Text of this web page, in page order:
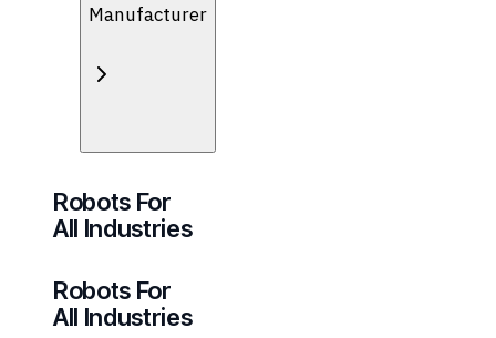
Manufacturer
Robots For
All Industries
Robots For
All Industries